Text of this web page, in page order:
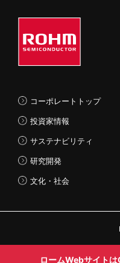
コーポレートトップ
投資家情報
サステナビリティ
研究開発
文化・社会
ロームWebサイト